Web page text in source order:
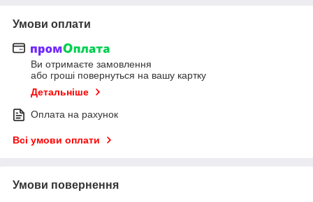
Умови оплати
Ви отримаєте замовлення
або гроші повернуться на вашу картку
Детальніше
Оплата на рахунок
Всі умови оплати
Умови повернення